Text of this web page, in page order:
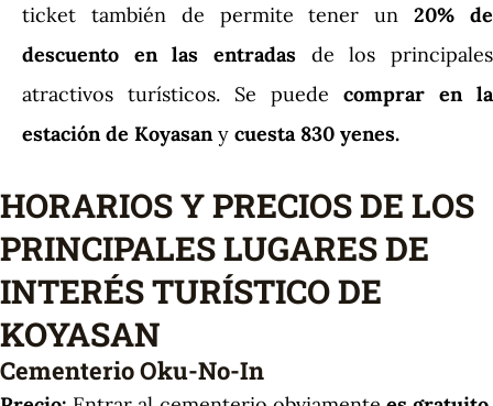
ticket también de permite tener un20% de
descuento en las entradas de los principales
atractivos turísticos. Se puede comprar en la
estación de Koyasany cuesta 830 yenes.
HORARIOS Y PRECIOS DE LOS
PRINCIPALES LUGARES DE
INTERÉS TURÍSTICO DE
KOYASAN
Cementerio Oku-No-In